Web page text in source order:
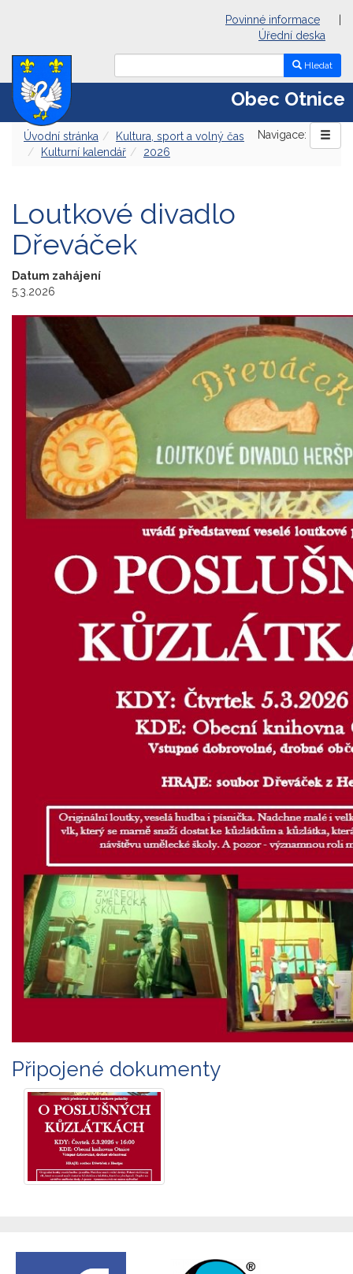
Povinné informace
Úřední deska
Hledat
Obec Otnice
Navigace:
Úvodní stránka
Kultura, sport a volný čas
Kulturní kalendář
2026
Loutkové divadlo
Dřeváček
Datum zahájení
5.3.2026
Připojené dokumenty